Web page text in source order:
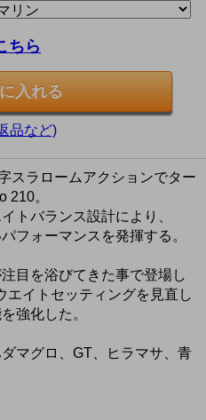
ちら
品など)
スラロームアクションでター
210。
トバランス設計により、
フォーマンスを発揮する。
⽬を浴びてきた事で登場し
エイトセッティングを⾒直し
強化した。
マグロ、GT、ヒラマサ、⻘